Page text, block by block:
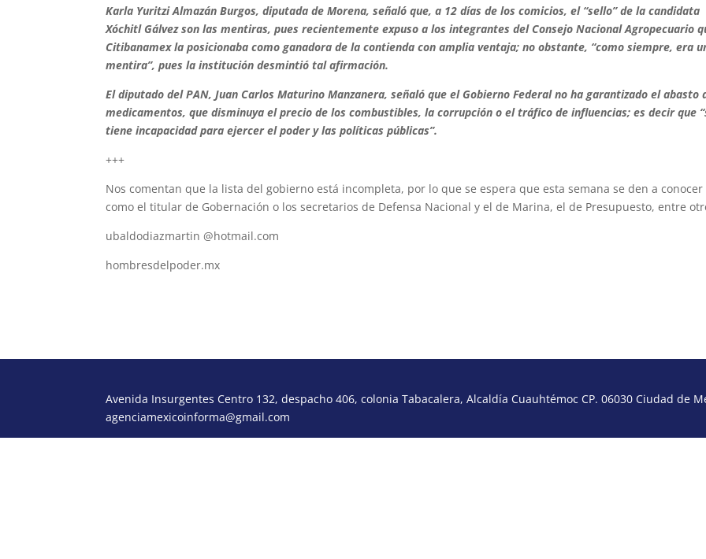
Karla Yuritzi Almazán Burgos, diputada de Morena, señaló que, a 12 días de los comicios, el “sello” de la candidata
Xóchitl Gálvez son las mentiras, pues recientemente expuso a los integrantes del Consejo Nacional Agropecuario
Citibanamex la posicionaba como ganadora de la contienda con amplia ventaja; no obstante, “como siempre, era
mentira”, pues la institución desmintió tal afirmación.
El diputado del PAN, Juan Carlos Maturino Manzanera, señaló que el Gobierno Federal no ha garantizado el abasto
medicamentos, que disminuya el precio de los combustibles, la corrupción o el tráfico de influencias; es decir que
tiene incapacidad para ejercer el poder y las políticas públicas”.
+++
Nos comentan que la lista del gobierno está incompleta, por lo que se espera que esta semana se den a
como el titular de Gobernación o los secretarios de Defensa Nacional y el de Marina, el de Presupuesto, entre
ubaldodiazmartin @hotmail.com
hombresdelpoder.mx
Avenida Insurgentes Centro 132, despacho 406, colonia Tabacalera, Alcaldía Cuauhtémoc CP. 06030 Ciudad de
agenciamexicoinforma@gmail.com